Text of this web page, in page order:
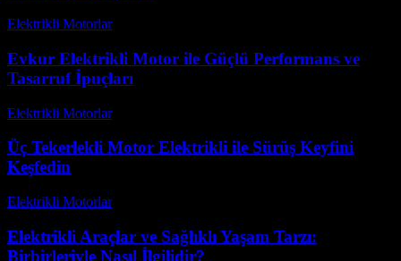
Elektrikli Motorlar-
Evkur Elektrikli Motor ile Güçlü Performans ve
Tasarruf İpuçları
Elektrikli Motorlar-
Üç Tekerlekli Motor Elektrikli ile Sürüş Keyfini
Keşfedin
Elektrikli Motorlar-
Elektrikli Araçlar ve Sağlıklı Yaşam Tarzı:
Birbirleriyle Nasıl İlgilidir?